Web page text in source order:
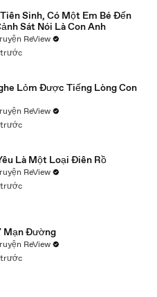
Sinh, Có Một Em Bé Đến
Sát Nói Là Con Anh
ReView
trước
Lỏm Được Tiếng Lòng Con
ReView
trước
Là Một Loại Điên Rồ
ReView
trước
Mạn Đường
ReView
trước